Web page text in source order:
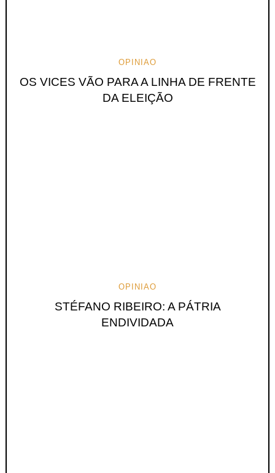
OPINIAO
OS VICES VÃO PARA A LINHA DE FRENTE
DA ELEIÇÃO
OPINIAO
STÉFANO RIBEIRO: A PÁTRIA
ENDIVIDADA